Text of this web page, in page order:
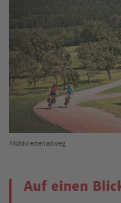
Mühlviertelradweg
Auf einen